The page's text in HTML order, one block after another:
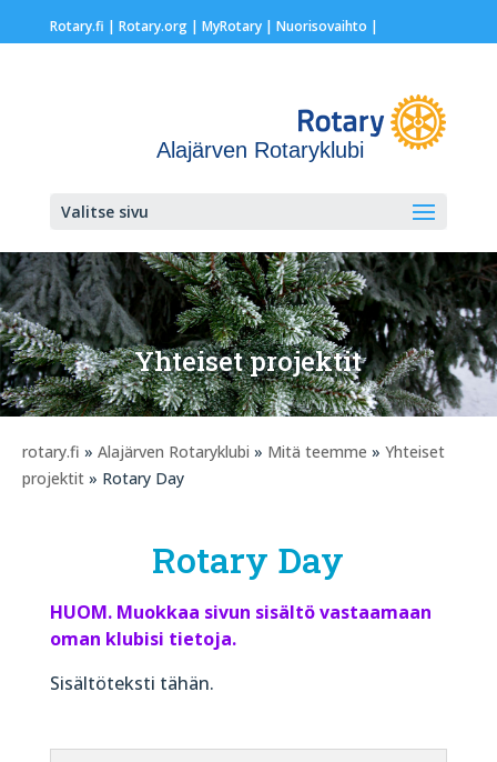
Rotary.fi | Rotary.org| MyRotary | Nuorisovaihto |
Alajärven Rotaryklubi
Valitse sivu
Yhteiset projektit
rotary.fi » Alajärven Rotaryklubi » Mitä teemme » Yhteiset
projektit » Rotary Day
Rotary Day
HUOM. Muokkaa sivun sisältö vastaamaan
oman klubisi tietoja.
Sisältöteksti tähän.